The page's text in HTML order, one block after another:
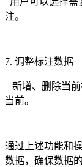
注。
7. 调整标注数据
新增、删除当
当前。
通过上述功能和
数据，确保数据